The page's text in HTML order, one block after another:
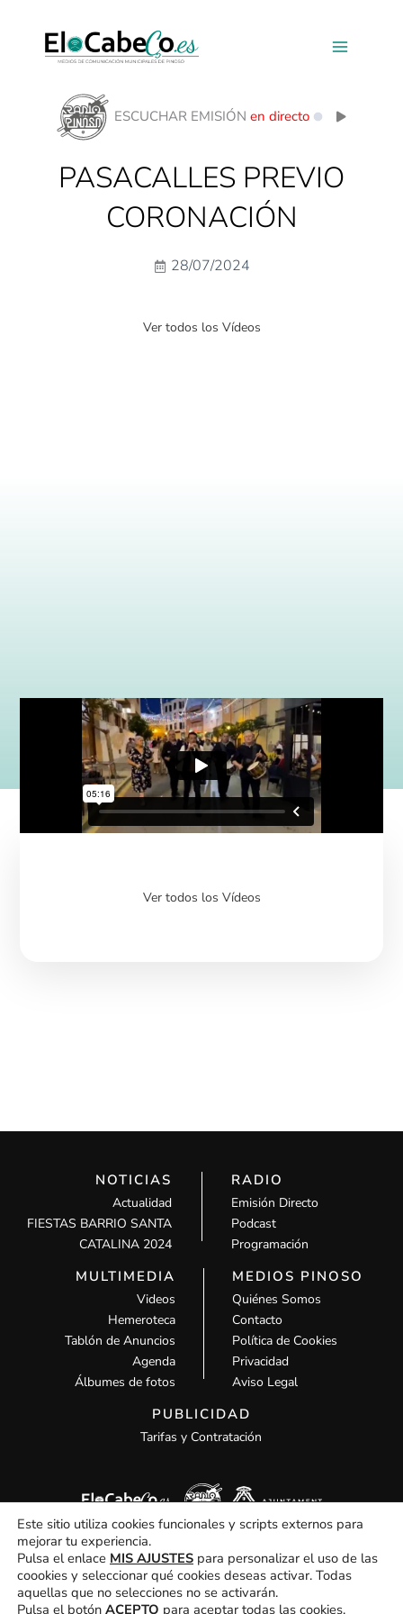
contenido
ESCUCHAR EMISIÓN en directo
PASACALLES PREVIO
CORONACIÓN
28/07/2024
Ver todos los Vídeos
Ver todos los Vídeos
NOTICIAS
Actualidad
FIESTAS BARRIO SANTA
CATALINA 2024
RADIO
Emisión Directo
Podcast
Programación
MULTIMEDIA
Videos
Hemeroteca
Tablón de Anuncios
Agenda
Álbumes de fotos
MEDIOS PINOSO
Quiénes Somos
Contacto
Política de Cookies
Privacidad
Aviso Legal
PUBLICIDAD
Tarifas y Contratación
Todos los derechos © 2026 MCM Pinoso | Funciona gracias a
Este sitio utiliza cookies funcionales y scripts externos para
mejorar tu experiencia.
Pulsa el enlace MIS AJUSTES para personalizar el uso de las
coookies y seleccionar qué cookies deseas activar. Todas
aquellas que no selecciones no se activarán.
Pulsa el botón ACEPTO para aceptar todas las cookies.